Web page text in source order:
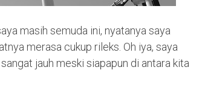
masih semuda ini, nyatanya saya
merasa cukup rileks. Oh iya, saya
jauh meski siapapun di antara kita